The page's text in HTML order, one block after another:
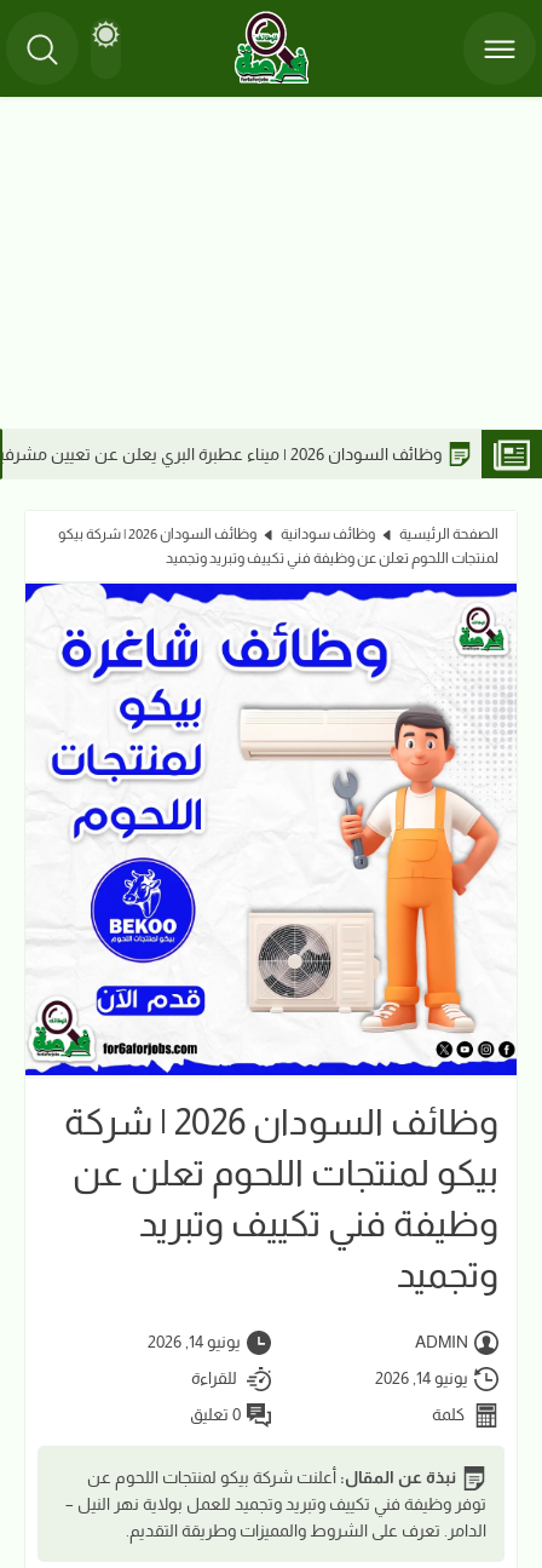
وظائف
الصفحة الرئيسية وظائف سودانية
وظائف السودان 2026 | شركة بيكو
لمنتجات اللحوم تعلن عن وظيفة فني تكييف وتبريد وتجميد
وظائف السودان 2026 | شركة
بيكو لمنتجات اللحوم تعلن عن
وظيفة فني تكييف وتبريد
وتجميد
ADMIN
يونيو 14, 2026
يونيو 14, 2026
للقراءة
كلمة
0 تعليق
نبذة عن المقال: أعلنت شركة بيكو لمنتجات اللحوم عن
توفر وظيفة فني تكييف وتبريد وتجميد للعمل بولاية نهر النيل –
الدامر. تعرف على الشروط والمميزات وطريقة التقديم.